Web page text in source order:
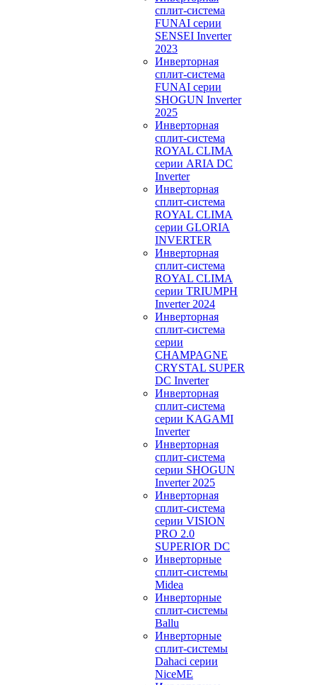
сплит-система
FUNAI серии
SENSEI Inverter
2023
Инверторная
сплит-система
FUNAI серии
SHOGUN Inverter
2025
Инверторная
сплит-система
ROYAL CLIMA
серии ARIA DC
Inverter
Инверторная
сплит-система
ROYAL CLIMA
серии GLORIA
INVERTER
Инверторная
сплит-система
ROYAL CLIMA
серии TRIUMPH
Inverter 2024
Инверторная
сплит-система
серии
CHAMPAGNE
CRYSTAL SUPER
DC Inverter
Инверторная
сплит-система
серии KAGAMI
Inverter
Инверторная
сплит-система
серии SHOGUN
Inverter 2025
Инверторная
сплит-система
серии VISION
PRO 2.0
SUPERIOR DC
Инверторные
сплит-системы
Midea
Инверторные
сплит-системы
Ballu
Инверторные
сплит-системы
Dahaci серии
NiceME